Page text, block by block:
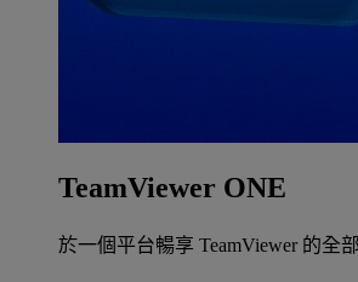
TeamViewer ONE
於一個平台暢享 TeamViewer 的全